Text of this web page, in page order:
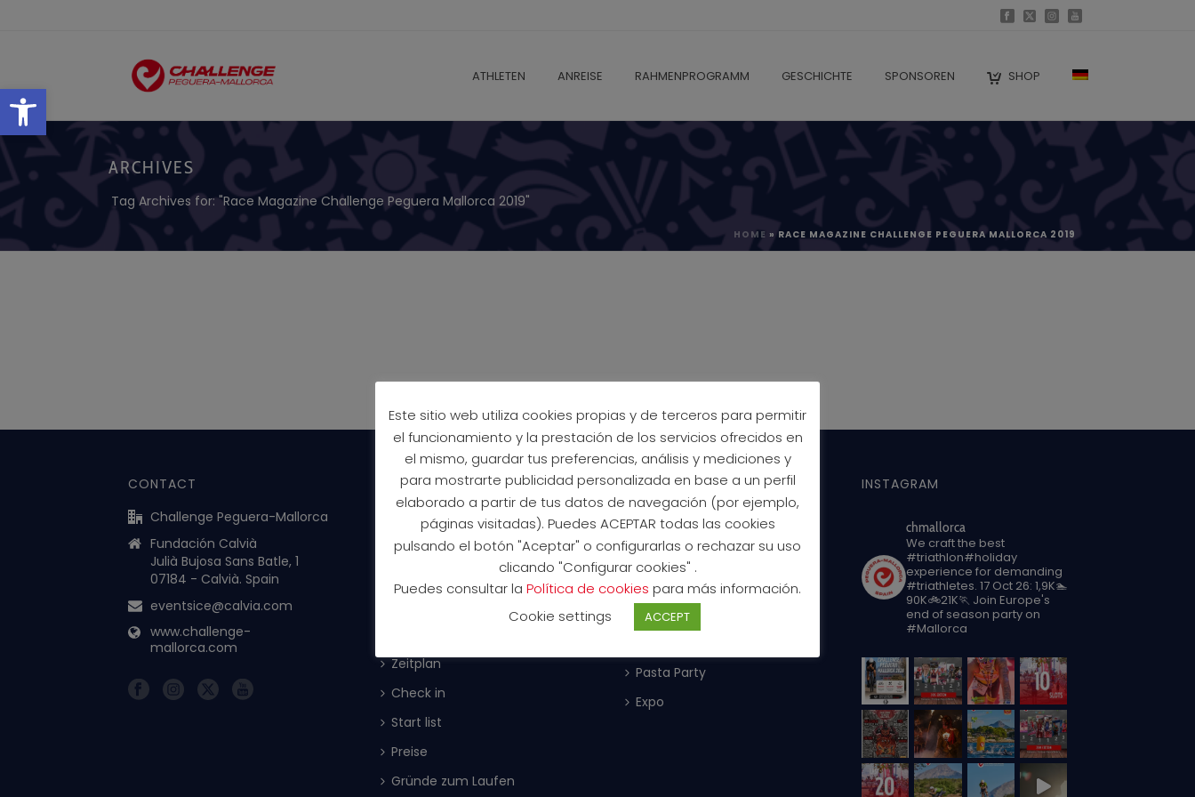
Open toolbar
ATHLETEN ANREISE RAHMENPROGRAMM GESCHICHTE SPONSOREN SHOP
ARCHIVES
Tag Archives for: "Race Magazine Challenge Peguera Mallorca 2019"
HOME » RACE MAGAZINE CHALLENGE PEGUERA MALLORCA 2019
CONTACT
Challenge Peguera-Mallorca
Fundación Calvià
Julià Bujosa Sans Batle, 1
07184 - Calvià. Spain
eventsice@calvia.com
www.challenge-
mallorca.com
INFORMACIÓN DE LA
CARRERA
REGISTRATION NOW 2026
Gründe zum Laufen
Zeitplan
Check in
Start list
Preise
Gründe zum Laufen
MÁS INFO
Über Mallorca
Sponsoren
Rules
VOLUNTEERS
Pasta Party
Expo
INSTAGRAM
chmallorca
We craft the best
#triathlon#holiday
experience for demanding
#triathletes. 17 Oct 26: 1,9K🏊
90K🚲21K🏃 Join Europe's
end of season party on
#Mallorca
Este sitio web utiliza cookies propias y de terceros para permitir
el funcionamiento y la prestación de los servicios ofrecidos en
el mismo, guardar tus preferencias, análisis y mediciones y
para mostrarte publicidad personalizada en base a un perfil
elaborado a partir de tus datos de navegación (por ejemplo,
páginas visitadas). Puedes ACEPTAR todas las cookies
pulsando el botón "Aceptar" o configurarlas o rechazar su uso
clicando "Configurar cookies" .
Puedes consultar la Política de cookies para más información.
Cookie settings
ACCEPT